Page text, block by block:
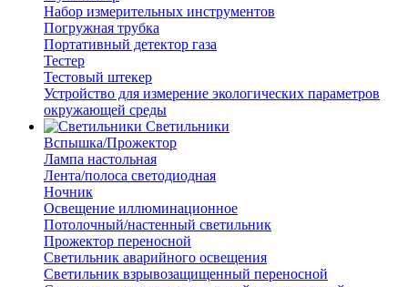
Набор измерительных инструментов
Погружная трубка
Портативный детектор газа
Тестер
Тестовый штекер
Устройство для измерение экологических параметров
окружающей среды
Светильники
Вспышка/Прожектор
Лампа настольная
Лента/полоса светодиодная
Ночник
Освещение иллюминационное
Потолочный/настенный светильник
Прожектор переносной
Светильник аварийного освещения
Светильник взрывозащищенный переносной